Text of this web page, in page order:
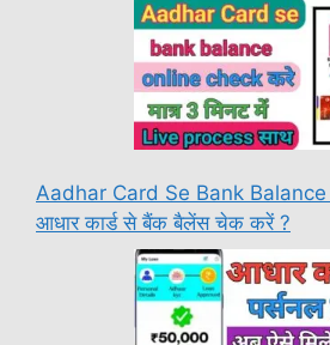
Aadhar Card Se Bank
आधार कार्ड से बैंक बैलेंस चेक करें ?